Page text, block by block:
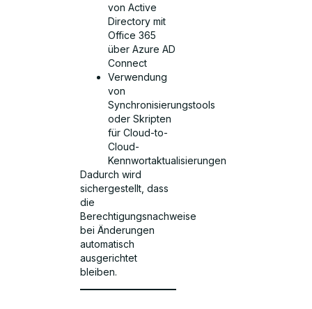
von Active
Directory mit
Office 365
über Azure AD
Connect
Verwendung
von
Synchronisierungstools
oder Skripten
für Cloud-to-
Cloud-
Kennwortaktualisierungen
Dadurch wird
sichergestellt, dass
die
Berechtigungsnachweise
bei Änderungen
automatisch
ausgerichtet
bleiben.